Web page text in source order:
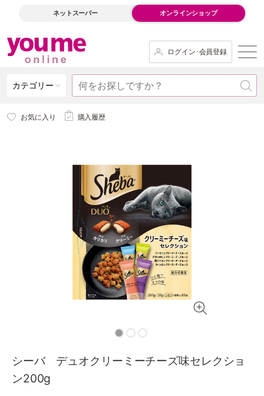
ネットスーパー オンラインショップ
ログイン･会員登録
カテゴリー
お気に入り 購入履歴
シーバ デュオクリーミーチーズ味セレクショ
ン200g